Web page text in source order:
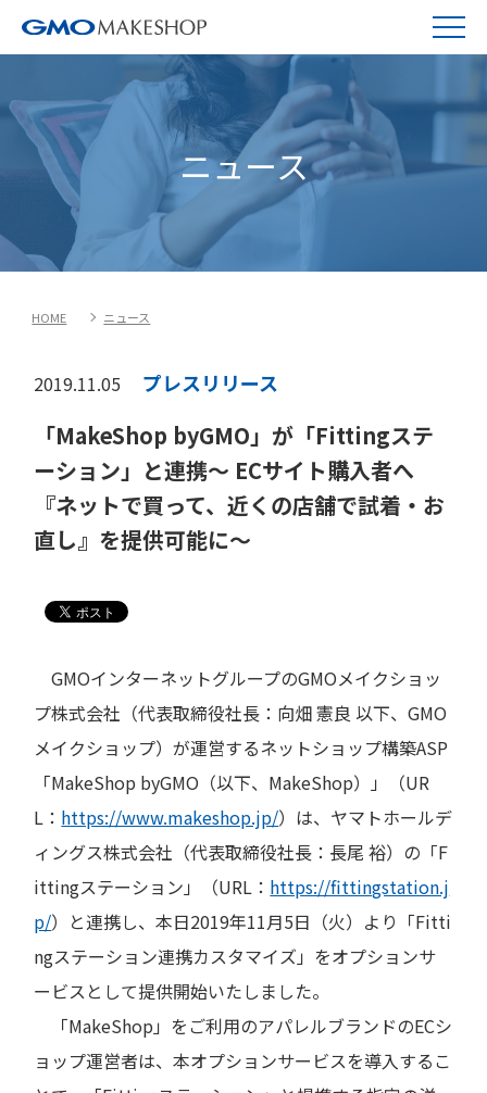
ニュース
HOME ニュース
2019.11.05 プレスリリース
「MakeShop byGMO」が「Fittingステ
ーション」と連携～ ECサイト購入者へ
『ネットで買って、近くの店舗で試着・お
直し』を提供可能に～
GMOインターネットグループのGMOメイクショッ
プ株式会社（代表取締役社長：向畑 憲良 以下、GMO
メイクショップ）が運営するネットショップ構築ASP
「MakeShop byGMO（以下、MakeShop）」（UR
L： https://www.makeshop.jp/）は、ヤマトホールデ
ィングス株式会社（代表取締役社長：長尾 裕）の「F
ittingステーション」（URL： https://fittingstation.j
p/）と連携し、本日2019年11月5日（火）より「Fitti
ngステーション連携カスタマイズ」をオプションサ
ービスとして提供開始いたしました。
「MakeShop」をご利用のアパレルブランドのECシ
ョップ運営者は、本オプションサービスを導入するこ